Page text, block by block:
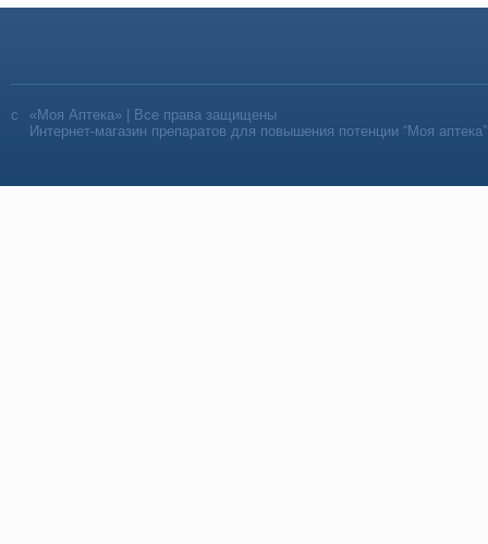
«Моя Аптека» | Все права защищены
Интернет-магазин препаратов для повышения потенции “Моя